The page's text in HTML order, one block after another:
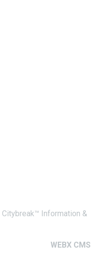
Citybreak™ Information &
WEBX CMS